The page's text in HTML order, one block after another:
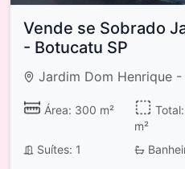
Vende se Sobrado
- Botucatu SP
Jardim Dom Henrique
Área: 300 m²
m²
Suítes: 1